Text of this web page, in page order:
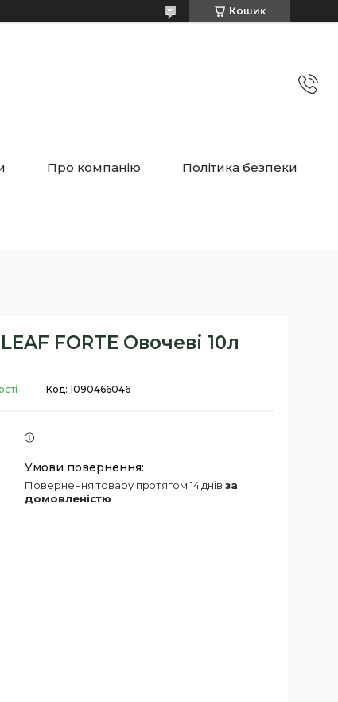
Кошик
Про компанію Політика безпеки
FORTE Овочеві 10л
Код: 1090466046
повернення товару протягом 14 днів за
домовленістю